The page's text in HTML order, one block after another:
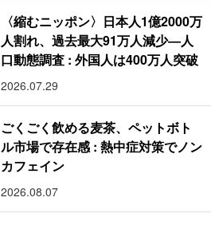
〈縮むニッポン〉日本人1億2000万
人割れ、過去最大91万人減少―人
口動態調査 : 外国人は400万人突破
2026.07.29
ごくごく飲める麦茶、ペットボト
ル市場で存在感 : 熱中症対策でノン
カフェイン
2026.08.07